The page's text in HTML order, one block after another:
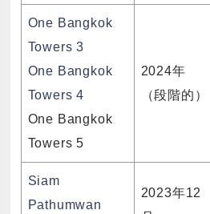
One Bangkok
Towers 3
One Bangkok
Towers 4
One Bangkok
Towers 5
2024年
（段階的）
Siam
Pathumwan
2023年12